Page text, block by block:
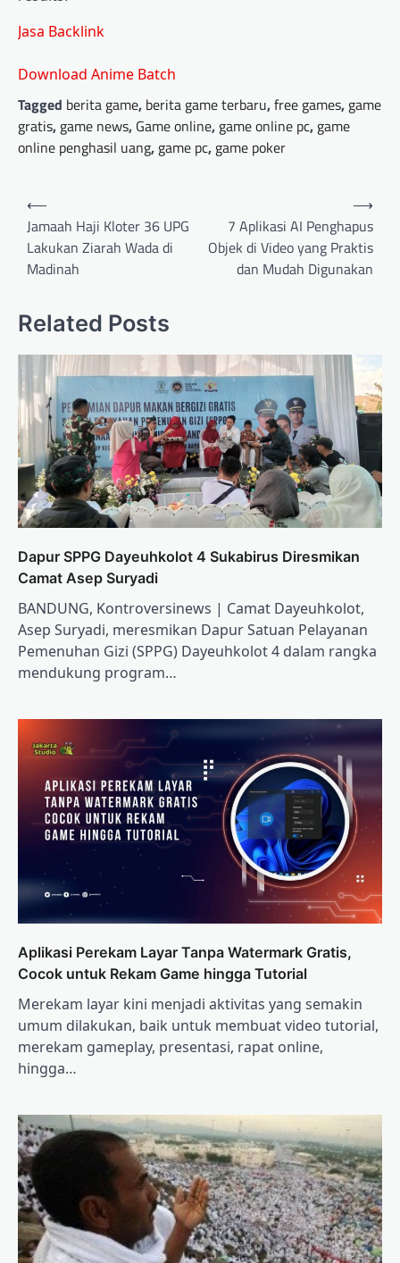
Jasa Backlink
Download Anime Batch
Tagged berita game, berita game terbaru,free games, game
gratis, game news, Game online, game online pc, game
online penghasil uang, game pc, game poker
Post
navigation
⟵
Jamaah Haji Kloter 36 UPG
Lakukan Ziarah Wada di
Madinah
7 Aplikasi AI Penghapus
Objek di Video yang Praktis
dan Mudah Digunakan
⟶
Related Posts
Dapur SPPG Dayeuhkolot 4 Sukabirus Diresmikan
Camat Asep Suryadi
BANDUNG, Kontroversinews | Camat Dayeuhkolot,
Asep Suryadi, meresmikan Dapur Satuan Pelayanan
Pemenuhan Gizi (SPPG) Dayeuhkolot 4 dalam rangka
mendukung program…
Aplikasi Perekam Layar Tanpa Watermark Gratis,
Cocok untuk Rekam Game hingga Tutorial
Merekam layar kini menjadi aktivitas yang semakin
umum dilakukan, baik untuk membuat video tutorial,
merekam gameplay, presentasi, rapat online,
hingga…